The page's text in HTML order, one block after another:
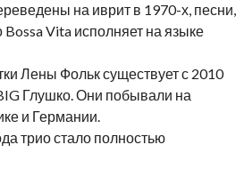
на иврит в 1970-х, песни,
Vita исполняет на языке
Лены Фольк существует с 2010
Глушко. Они побывали на
и Германии.
трио стало полностью